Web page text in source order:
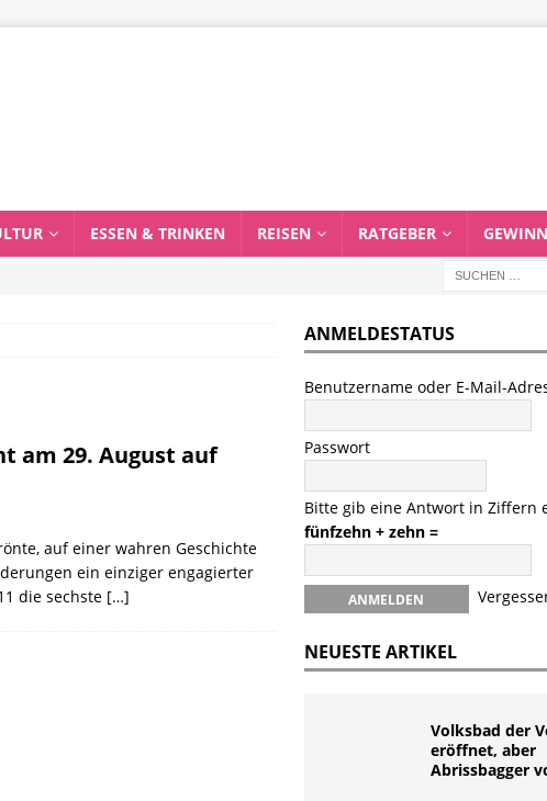
ESSEN & TRINKEN REISEN RATGEBER
am 29. August auf
auf einer wahren Geschichte
ein einziger engagierter
die sechste […]
ANMELDESTATUS
Benutzername oder E-Mail-
Passwort
Bitte gib eine Antwort in Ziffern
fünfzehn + zehn =
NEUESTE ARTIKEL
Volksbad der
eröffnet, aber
Abrissbagger